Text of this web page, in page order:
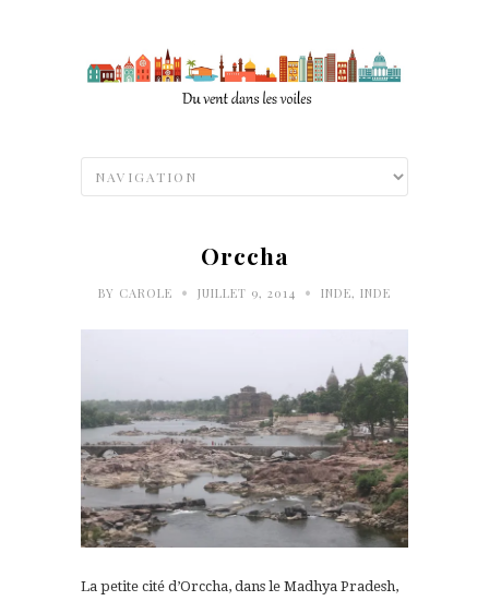
Orccha
BY CAROLE • JUILLET 9, 2014 • INDE, INDE
La petite cité d’Orccha, dans le Madhya Pradesh,